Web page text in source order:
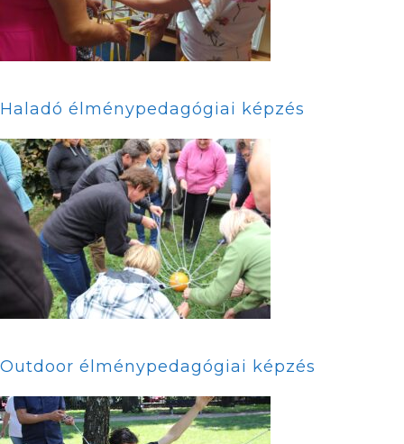
Haladó élménypedagógiai képzés
Outdoor élménypedagógiai képzés